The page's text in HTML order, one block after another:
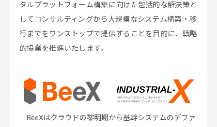
タルプラットフォーム構築に向けた包括的な解決策と
してコンサルティングから大規模なシステム構築・移
行までをワンストップで提供することを目的に、戦略
的協業を推進いたします。
BeeXはクラウドの黎明期から基幹システムのデファ